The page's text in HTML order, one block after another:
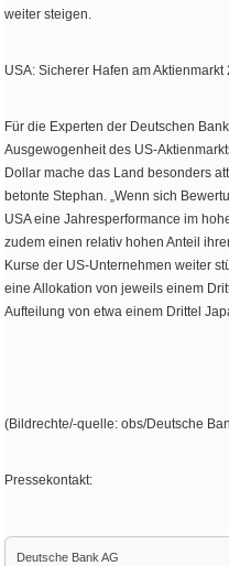
weiter steigen.
USA: Sicherer Hafen am Aktienmarkt
Für die Experten der Deutschen
Ausgewogenheit des US-
Dollar mache das Land besonders
betonte Stephan. „Wenn sich
USA eine Jahresperformance im
zudem einen relativ hohen Anteil
Kurse der US-Unternehmen weiter
eine Allokation von jeweils einem
Aufteilung von etwa einem Drittel
(Bildrechte/-quelle: obs/Deutsche
Pressekontakt:
Deutsche Bank AG